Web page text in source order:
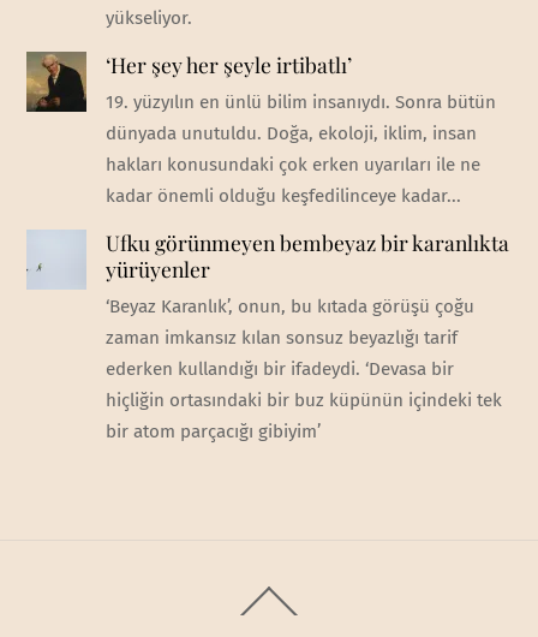
yükseliyor.
‘Her şey her şeyle irtibatlı’
19. yüzyılın en ünlü bilim insanıydı. Sonra bütün
dünyada unutuldu. Doğa, ekoloji, iklim, insan
hakları konusundaki çok erken uyarıları ile ne
kadar önemli olduğu keşfedilinceye kadar...
Ufku görünmeyen bembeyaz bir karanlıkta
yürüyenler
‘Beyaz Karanlık’, onun, bu kıtada görüşü çoğu
zaman imkansız kılan sonsuz beyazlığı tarif
ederken kullandığı bir ifadeydi. ‘Devasa bir
hiçliğin ortasındaki bir buz küpünün içindeki tek
bir atom parçacığı gibiyim’
To